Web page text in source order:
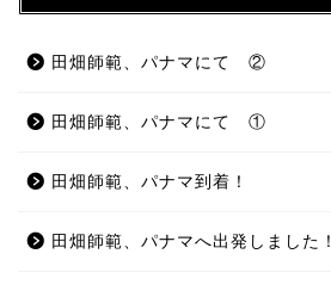
田畑師範、パナマにて ②
田畑師範、パナマにて ①
田畑師範、パナマ到着！
田畑師範、パナマへ出発しました！